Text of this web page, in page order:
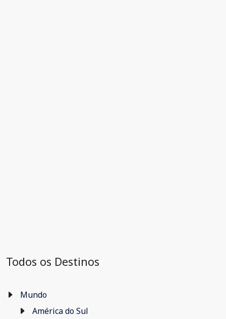
Todos os Destinos
Mundo
América do Sul